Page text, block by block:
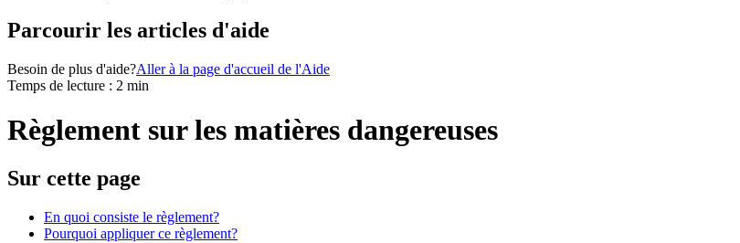
Parcourir les articles d'aide
Besoin de plus d'aide?Aller à la page d'accueil de l'Aide
Temps de lecture : 2 min
Règlement sur les matières dangereuses
Sur cette page
En quoi consiste le règlement?
Pourquoi appliquer ce règlement?